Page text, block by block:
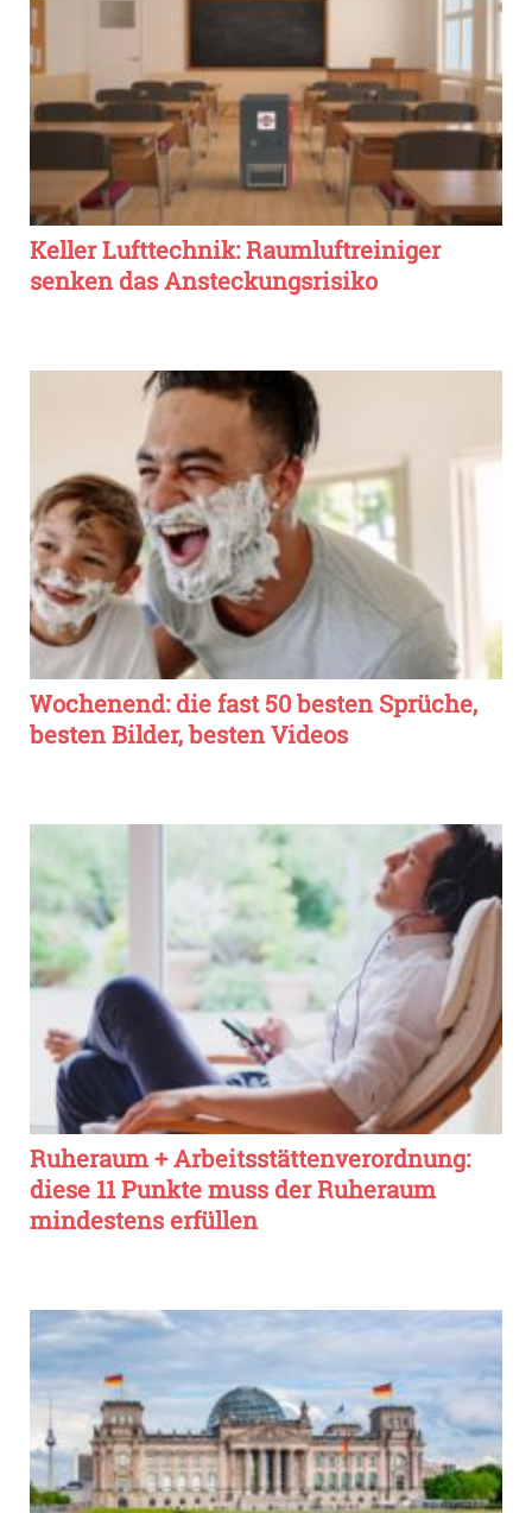
Keller Lufttechnik: Raumluftreiniger
senken das Ansteckungsrisiko
Wochenend: die fast 50 besten Sprüche,
besten Bilder, besten Videos
Ruheraum + Arbeitsstättenverordnung:
diese 11 Punkte muss der Ruheraum
mindestens erfüllen